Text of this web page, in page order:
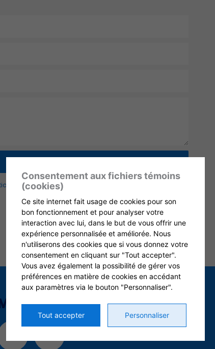
d'utilisationetpolitique de confidentialité
SOCIAUX
F
Consentement aux fichiers témoins
(cookies)
Ce site internet fait usage de cookies pour son
bon fonctionnement et pour analyser votre
interaction avec lui, dans le but de vous offrir une
expérience personnalisée et améliorée. Nous
n'utiliserons des cookies que si vous donnez votre
consentement en cliquant sur "Tout accepter".
Vous avez également la possibilité de gérer vos
préférences en matière de cookies en accédant
aux paramètres via le bouton "Personnaliser".
Tout accepter Personnaliser